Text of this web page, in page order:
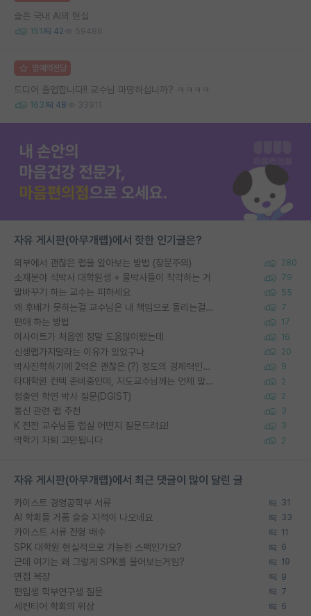
슬픈 국내 AI의 현실
151 42 59486
명예의전당
드디어 졸업합니다!! 교수님 마땅하십니까? ㅋㅋㅋㅋ
163 48 33911
자유 게시판(아무개랩)에서 핫한 인기글은?
외부에서 괜찮은 랩을 알아보는 방법 (장문주의) 280
소재분야 석박사 대학원생 + 물박사들이 착각하는 거 79
말바꾸기 하는 교수는 피하세요 55
왜 후배가 못하는걸 교수님은 내 책임으로 돌리는걸까요? 7
편애 하는 방법 17
이사이트가 처음엔 정말 도움많이됐는데 16
신생랩가지말라는 이유가 있었구나 20
박사진학하기에 2억은 괜찮은 (?) 정도의 경제력인가요 9
타대학원 컨텍 준비중인데, 지도교수님께는 언제 말씀드려야 할까요? 2
정출연 학연 박사 질문(DGIST) 2
통신 관련 랩 추천 3
K 전전 교수님들 랩실 어떤지 질문드려요! 3
막학기 자퇴 고민됩니다 2
자유 게시판(아무개랩)에서 최근 댓글이 많이 달린 글
카이스트 경영공학부 서류 31
AI 학회들 거품 슬슬 지적이 나오네요 33
카이스트 서류 전형 배수 11
SPK 대학원 현실적으로 가능한 스펙인가요? 6
근데 여기는 왜 그렇게 SPK를 물어보는거임? 19
면접 복장 9
편입생 학부연구생 질문 7
세컨티어 학회의 위상 6